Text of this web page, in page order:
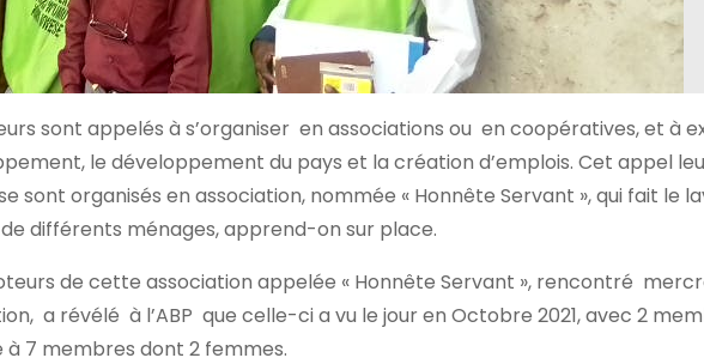
sont appelés à s’organiser en associations ou en coopératives, et à
le développement du pays et la création d’emplois. Cet appel
sont organisés en association, nommée « Honnête Servant », qui fait le
différents ménages, apprend-on sur place.
de cette association appelée « Honnête Servant », rencontré
a révélé à l’ABP que celle-ci a vu le jour en Octobre 2021, avec 2
7 membres dont 2 femmes.